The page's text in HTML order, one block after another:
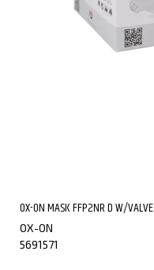
OX-ON MASK FFP2NR D W/VALVE
OX-ON
5691571